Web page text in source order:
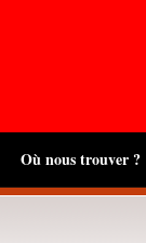
Où nous trouver ?